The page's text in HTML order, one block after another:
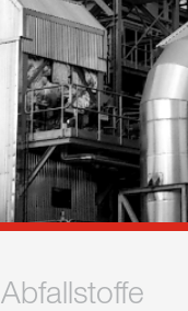
Abfallstoffe